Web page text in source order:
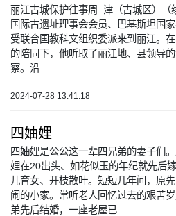
丽江古城保护往事周 津（古城区）（
国际古遗址理事会会员、巴基斯坦国
受联合国教科文组织委派来到丽江。
的陪同下，他听取了丽江地、县领导
察。沿
2024-07-28 13:41:18
四妯娌
四妯娌是公公这一辈四兄弟的妻子们
娌在20出头、如花似玉的年纪就先后
儿育女、开枝散叶。短短几年间，原
闹的小家。常听老人回忆过去的艰苦
弟先后结婚，一座老屋已